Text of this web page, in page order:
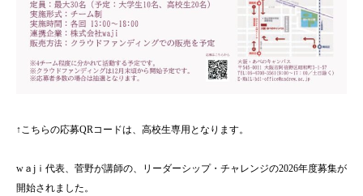
↑こちらの応募QRコードは、高校生専用となります。
wａjｉ代表、菅野が講師の、リーダーシップ・チャレンジの2026年度募集が
開始されました。